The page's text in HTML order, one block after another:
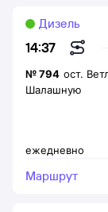
14:37
Дизель
ежедневно
№794 ост.
Шалашную
Маршрут